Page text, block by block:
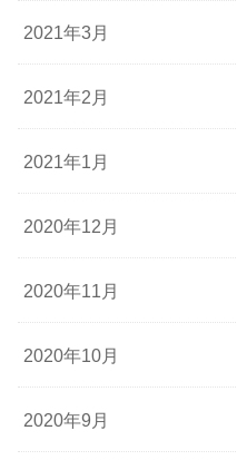
2021年3月
2021年2月
2021年1月
2020年12月
2020年11月
2020年10月
2020年9月